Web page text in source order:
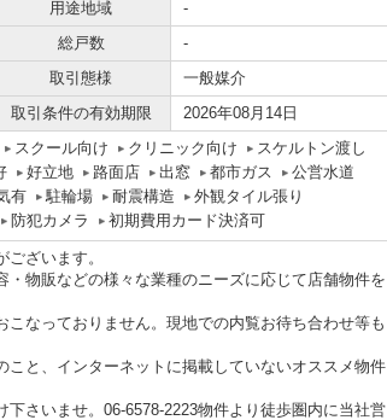
用途地域
-
総戸数
-
取引態様
一般媒介
取引条件の有効期限 2026年08月14日
スクール向け クリニック向け
スケルトン渡し
好立地 路面店 出窓 都市ガス
公営水道
有 駐輪場 耐震構造
外観タイル張り
防犯カメラ 初期費用カード決済可
ざいます。
・物販などの様々な業種のニーズに応じて店舗物件を
こなっておりません。現地での内覧お待ち合わせ等も
こと、インターネットに掲載していないオススメ物件
下さいませ。06-6578-2223物件より徒歩圏内に当社営